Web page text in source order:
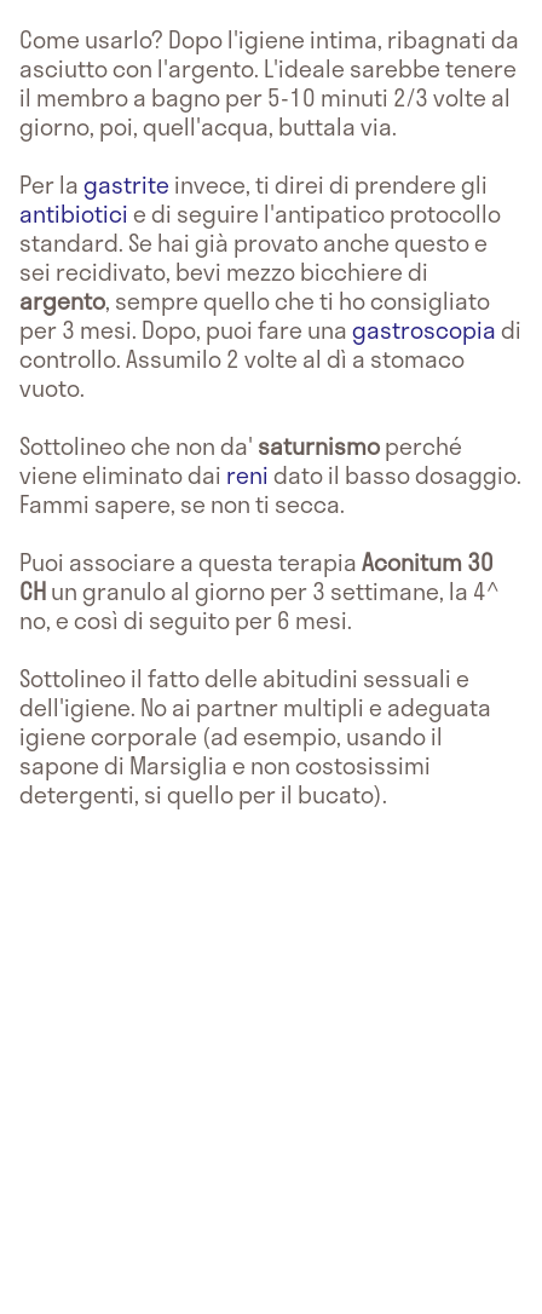
Come usarlo? Dopo l'igiene intima, ribagnati da
asciutto con l'argento. L'ideale sarebbe tenere
il membro a bagno per 5-10 minuti 2/3 volte al
giorno, poi, quell'acqua, buttala via.
Per lagastrite invece, ti direi di prendere gli
antibioticie di seguire l'antipatico protocollo
standard. Se hai già provato anche questo e
sei recidivato, bevi mezzo bicchiere di
argento, sempre quello che ti ho consigliato
per 3 mesi. Dopo, puoi fare unagastroscopiadi
controllo. Assumilo 2 volte al dì a stomaco
vuoto.
Sottolineo che non da' saturnismoperché
viene eliminato dai renidato il basso dosaggio.
Fammi sapere, se non ti secca.
Puoi associare a questa terapiaAconitum 30
CHun granulo al giorno per 3 settimane, la 4^
no, e così di seguito per 6 mesi.
Sottolineo il fatto delle abitudini sessuali e
dell'igiene. No ai partner multipli e adeguata
igiene corporale (ad esempio, usando il
sapone di Marsiglia e non costosissimi
detergenti, si quello per il bucato).